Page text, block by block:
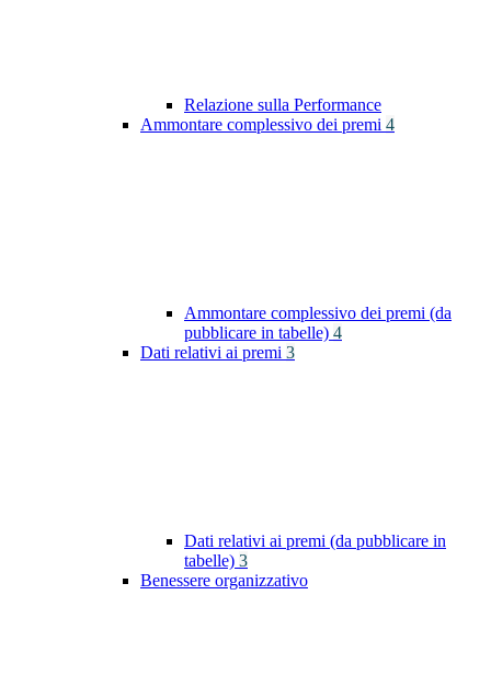
Relazione sulla Performance
Ammontare complessivo dei premi 4
Ammontare complessivo dei premi (da
pubblicare in tabelle) 4
Dati relativi ai premi 3
Dati relativi ai premi (da pubblicare in
tabelle) 3
Benessere organizzativo